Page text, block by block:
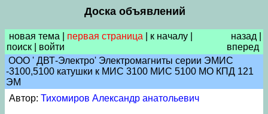
Доска объявлений
новая тема первая страница к началу
поиск
войти
назад
вперед
ООО ' ДВТ-Электро' Электромагниты серии ЭМИС
-3100,5100 катушки к МИС 3100 МИС 5100 МО КПД 121
ЭМ
Автор: Тихомиров Александр анатольевич